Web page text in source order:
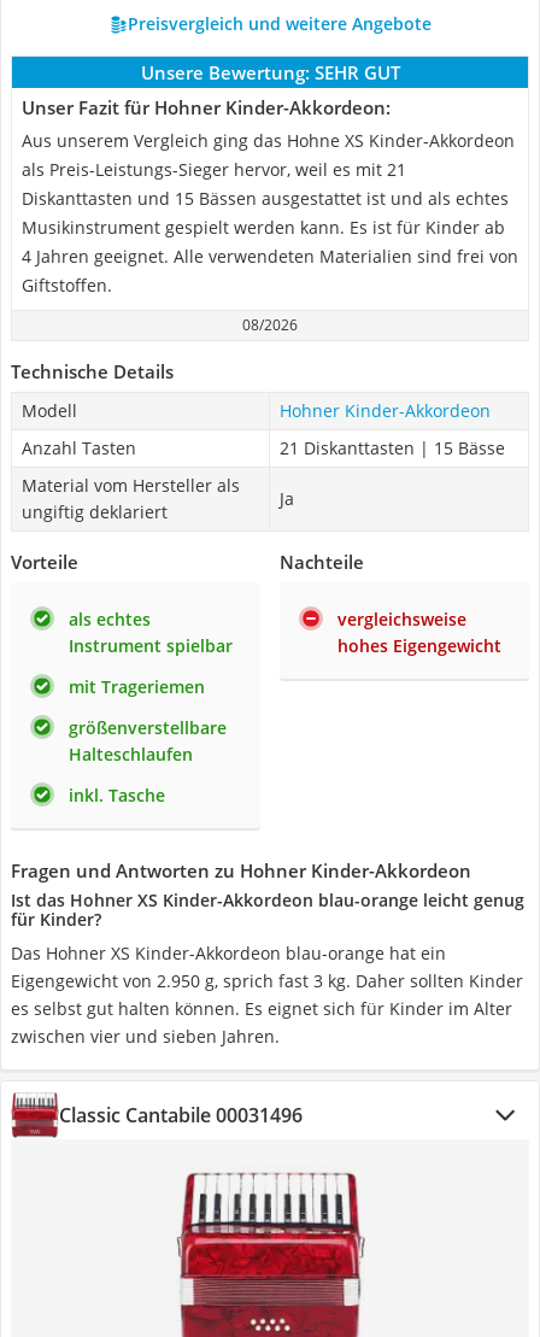
Preisvergleich und weitere Angebote
Unsere Bewertung: SEHR GUT
Unser Fazit für Hohner Kinder-Akkordeon:
Aus unserem Vergleich ging das Hohne XS Kinder-Akkordeon
als Preis-Leistungs-Sieger hervor, weil es mit 21
Diskanttasten und 15 Bässen ausgestattet ist und als echtes
Musikinstrument gespielt werden kann. Es ist für Kinder ab
4 Jahren geeignet. Alle verwendeten Materialien sind frei von
Giftstoffen.
08/2026
Technische Details
Modell
Hohner Kinder-Akkordeon
Anzahl Tasten
21 Diskanttasten | 15 Bässe
Material vom Hersteller als
ungiftig deklariert
Ja
Vorteile
als echtes
Instrument spielbar
mit Trageriemen
größenverstellbare
Halteschlaufen
inkl. Tasche
Nachteile
vergleichsweise
hohes Eigengewicht
Fragen und Antworten zu Hohner Kinder-Akkordeon
Ist das Hohner XS Kinder-Akkordeon blau-orange leicht genug
für Kinder?
Das Hohner XS Kinder-Akkordeon blau-orange hat ein
Eigengewicht von 2.950 g, sprich fast 3 kg. Daher sollten Kinder
es selbst gut halten können. Es eignet sich für Kinder im Alter
zwischen vier und sieben Jahren.
Classic Cantabile 00031496